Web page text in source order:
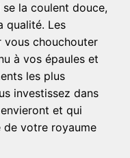
la coulent douce,
qualité. Les
vous chouchouter
à vos épaules et
les plus
investissez dans
et qui
de votre royaume